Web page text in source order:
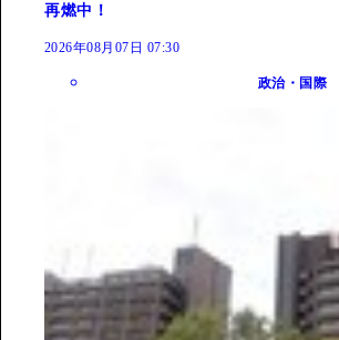
再燃中！
2026年08月07日 07:30
政治・国際